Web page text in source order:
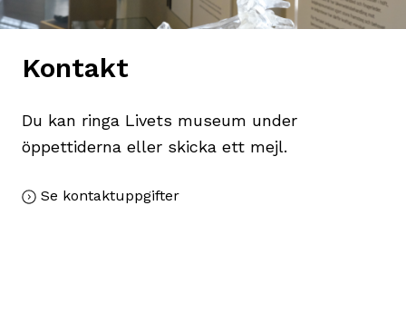
Kontakt
Du kan ringa Livets museum under
öppettiderna eller skicka ett mejl.
Se kontaktuppgifter